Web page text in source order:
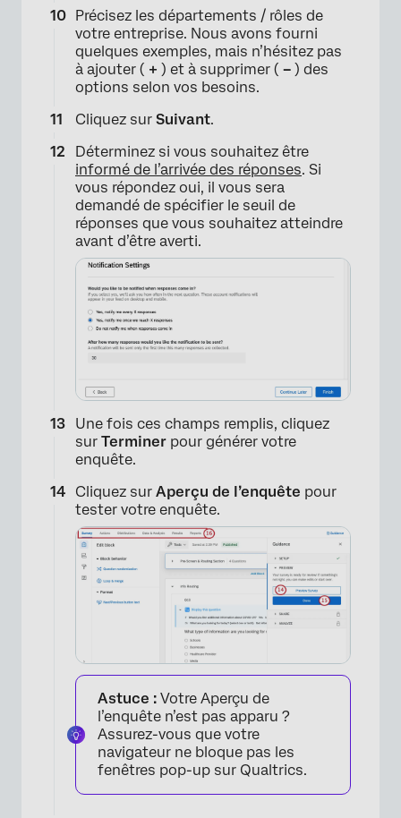
×
×
Précisez les départements / rôles de
votre entreprise. Nous avons fourni
quelques exemples, mais n’hésitez pas
à ajouter ( + ) et à supprimer ( – ) des
options selon vos besoins.
Cliquez sur Suivant.
Déterminez si vous souhaitez être
informé de l’arrivée des réponses. Si
vous répondez oui, il vous sera
demandé de spécifier le seuil de
réponses que vous souhaitez atteindre
avant d’être averti.
Une fois ces champs remplis, cliquez
sur Terminer pour générer votre
enquête.
Cliquez sur Aperçu de l’enquête pour
tester votre enquête.
Astuce : Votre Aperçu de
l’enquête n’est pas apparu ?
Assurez-vous que votre
navigateur ne bloque pas les
fenêtres pop-up sur Qualtrics.